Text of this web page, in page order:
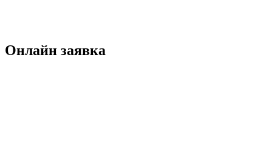
Онлайн заявка